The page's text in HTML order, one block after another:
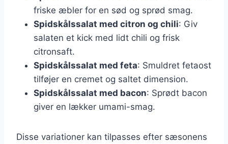
friske æbler for en sød og sprød smag.
Spidskålssalat med citron og chili: Giv
salaten et kick med lidt chili og frisk
citronsaft.
Spidskålssalat med feta: Smuldret fetaost
tilføjer en cremet og saltet dimension.
Spidskålssalat med bacon: Sprødt bacon
giver en lækker umami-smag.
Disse variationer kan tilpasses efter sæsonens